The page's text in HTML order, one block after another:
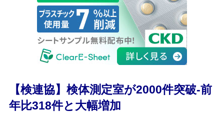
【検連協】検体測定室が2000件突破‐前
年比318件と大幅増加